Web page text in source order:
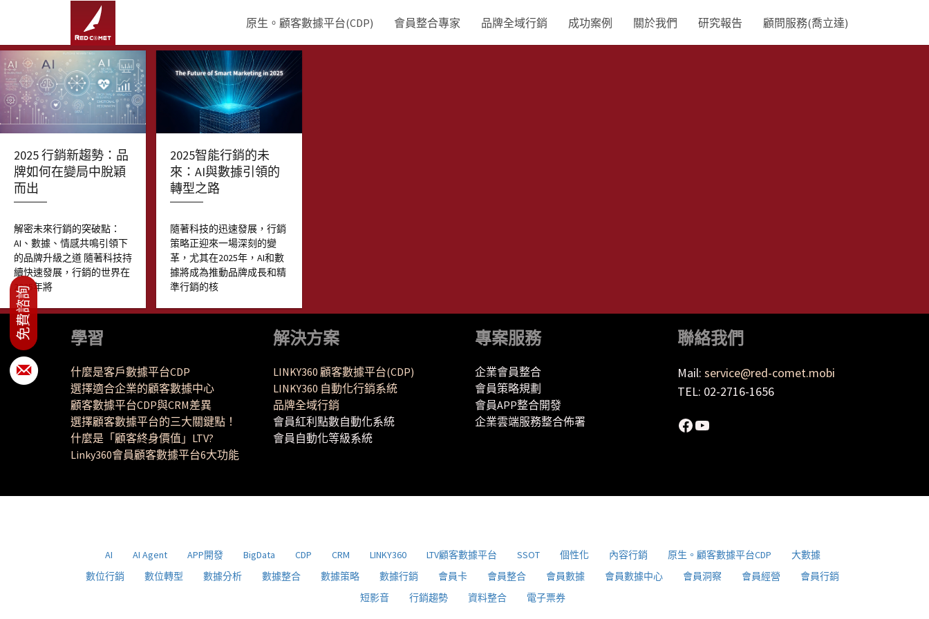
原生。顧客數據平台(CDP) 會員整合專家 品牌全域行銷 成功案例 關於我們 研究報告 顧問服務(喬立達)
2025 行銷新趨勢：品
牌如何在變局中脫穎
而出
解密未來行銷的突破點：
AI、數據、情感共鳴引領下
的品牌升級之道 隨著科技持
續快速發展，行銷的世界在
2025年將
2025智能行銷的未
來：AI與數據引領的
轉型之路
隨著科技的迅速發展，行銷
策略正迎來一場深刻的變
革，尤其在2025年，AI和數
據將成為推動品牌成長和精
準行銷的核
學習
什麼是客戶數據平台CDP
選擇適合企業的顧客數據中心
顧客數據平台CDP與CRM差異
選擇顧客數據平台的三大關鍵點！
什麼是「顧客終身價值」LTV?
Linky360會員顧客數據平台6大功能
解決方案
LINKY360 顧客數據平台(CDP)
LINKY360 自動化行銷系統
品牌全域行銷
會員紅利點數自動化系統
會員自動化等級系統
專案服務
企業會員整合
會員策略規劃
會員APP整合開發
企業雲端服務整合佈署
聯絡我們
Mail: service@red-comet.mobi
TEL: 02-2716-1656
Facebook
YouTube
AI AI Agent APP開發 BigData CDP CRM LINKY360 LTV顧客數據平台 SSOT 個性化 內容行銷 原生。顧客數據平台CDP
大數據
數位行銷
數位轉型 數據分析 數據整合 數據策略 數據行銷 會員卡 會員整合 會員數據 會員數據中心 會員洞察 會員經營
會員行銷
短影音
行銷趨勢 資料整合 電子票券